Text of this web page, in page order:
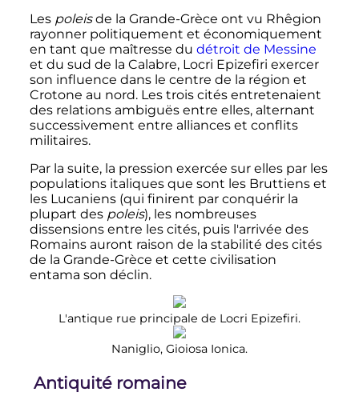
Les poleisde la Grande-Grèce ont vu Rhêgion
rayonner politiquement et économiquement
en tant que maîtresse du détroit de Messine
et du sud de la Calabre, Locri Epizefiri exercer
son influence dans le centre de la région et
Crotone au nord. Les trois cités entretenaient
des relations ambiguës entre elles, alternant
successivement entre alliances et conflits
militaires.
Par la suite, la pression exercée sur elles par les
populations italiques que sont les Bruttiens et
les Lucaniens (qui finirent par conquérir la
plupart des poleis), les nombreuses
dissensions entre les cités, puis l'arrivée des
Romains auront raison de la stabilité des cités
de la Grande-Grèce et cette civilisation
entama son déclin.
L'antique rue principale de Locri Epizefiri.
Naniglio, Gioiosa Ionica.
Antiquité romaine